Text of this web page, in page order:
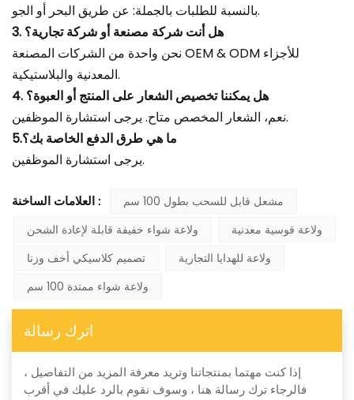
بالنسبة للطلبات بالجملة: عن طريق البحر أو الجو.
3. هل أنت شركة مصنعة أو شركة تجارية؟
نحن واحدة من الشركات المصنعة OEM & ODM للأجزاء
المعدنية والبلاستيكية.
4. هل يمكننا تخصيص الشعار على المنتج أو العبوة؟
نعم، الشعار المخصص متاح. يرجى استشارة الموظفين.
5.ما هي طرق الدفع الخاصة بك؟
يرجى استشارة الموظفين.
العلامات الساخنة :
مشعل قابل للسحب بطول 100 سم
ولاعة شواء خفيفة قابلة لإعادة الشحن
ولاعة قوسية معدنية
تصميم كلاسيكي أخف وزنا
ولاعة للهدايا التجارية
ولاعة شواء ممتدة 100 سم
اترك رسالة
إذا كنت مهتما بمنتجاتنا وتريد معرفة المزيد من التفاصيل ،
فالرجاء ترك رسالة هنا ، وسوف نقوم بالرد عليك في أقرب